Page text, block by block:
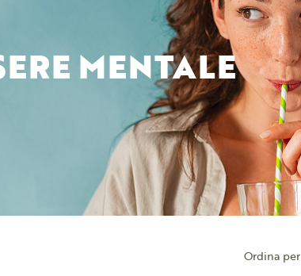
MENTALE
Ordina per